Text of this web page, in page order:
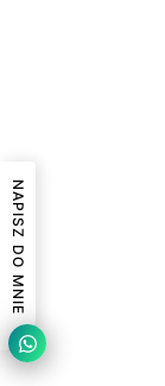
NAPISZ DO MNIE